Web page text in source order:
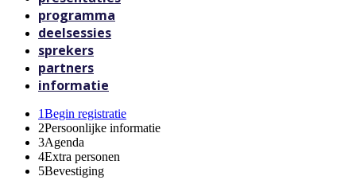
programma
deelsessies
sprekers
partners
informatie
1Begin registratie
2Persoonlijke informatie
3Agenda
4Extra personen
5Bevestiging